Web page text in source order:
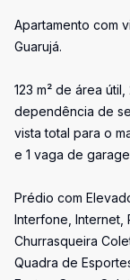
Apartamento com
Guarujá.
123 m² de área
dependência de
vista total para o
e 1 vaga de
Prédio com
Interfone, Internet,
Churrasqueira
Quadra de